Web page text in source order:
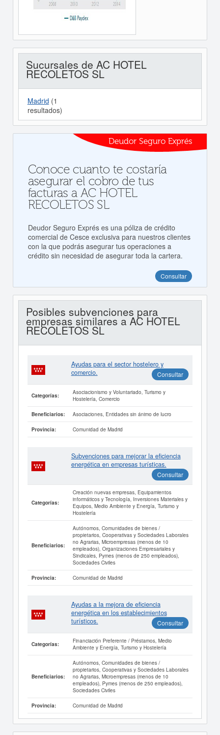
Sucursales de AC HOTEL
RECOLETOS SL
Madrid (1
resultados)
Deudor Seguro Exprés
Conoce cuanto te costaría
asegurar el cobro de tus
facturas a AC HOTEL
RECOLETOS SL
Deudor Seguro Exprés es una póliza de crédito
comercial de Cesce exclusiva para nuestros clientes
con la que podrás asegurar tus operaciones a
crédito sin necesidad de asegurar toda la cartera.
Consultar
Posibles subvenciones para
empresas similares a AC HOTEL
RECOLETOS SL
Ayudas para el sector hostelero y
comercio.
Consultar
Categorías:
Asociacionismo y Voluntariado, Turismo y
Hostelería, Comercio
Beneficiarios: Asociaciones, Entidades sin ánimo de lucro
Provincia: Comunidad de Madrid
Subvenciones para mejorar la eficiencia
energética en empresas turísticas.
Consultar
Categorías:
Creación nuevas empresas, Equipamientos
informáticos y Tecnología, Inversiones Materiales y
Equipos, Medio Ambiente y Energía, Turismo y
Hostelería
Beneficiarios:
Autónomos, Comunidades de bienes /
propietarios, Cooperativas y Sociedades Laborales
no Agrarias, Microempresas (menos de 10
empleados), Organizaciones Empresariales y
Sindicales, Pymes (menos de 250 empleados),
Sociedades Civiles
Provincia: Comunidad de Madrid
Ayudas a la mejora de eficiencia
energética en los establecimientos
turísticos.
Consultar
Categorías:
Financiación Preferente / Préstamos, Medio
Ambiente y Energía, Turismo y Hostelería
Beneficiarios:
Autónomos, Comunidades de bienes /
propietarios, Cooperativas y Sociedades Laborales
no Agrarias, Microempresas (menos de 10
empleados), Pymes (menos de 250 empleados),
Sociedades Civiles
Provincia: Comunidad de Madrid